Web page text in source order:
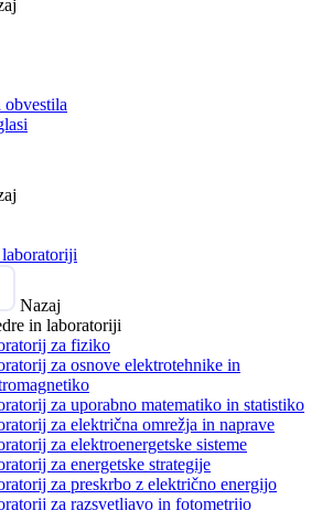
obvestila
Nazaj
in laboratoriji
za fiziko
za osnove elektrotehnike in
za uporabno matematiko in statistiko
za električna omrežja in naprave
za elektroenergetske sisteme
za energetske strategije
za preskrbo z električno energijo
za razsvetljavo in fotometrijo